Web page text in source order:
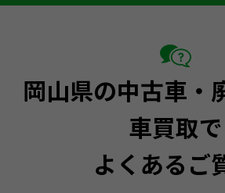
岡山県の中古車・
車買取で
よくあるご